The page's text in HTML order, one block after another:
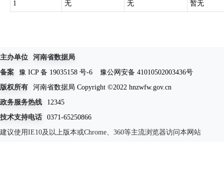
1 无 无 暂无
主办单位
河南省数据局
备案
豫 ICP 备 19035158 号-6
豫公网安备 41010502003436号
版权所有
河南省数据局 Copyright ©2022 hnzwfw.gov.cn
政务服务热线
12345
技术支持电话
0371-65250866
建议使用IE10及以上版本或Chrome、360等主流浏览器访问本网站